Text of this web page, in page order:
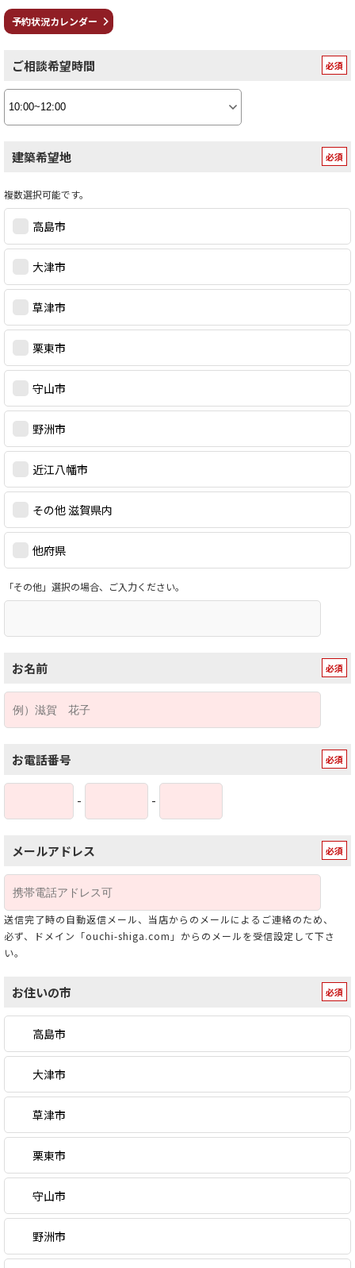
予約状況カレンダー
ご相談希望時間
建築希望地
複数選択可能です。
高島市
大津市
草津市
栗東市
守山市
野洲市
近江八幡市
その他 滋賀県内
他府県
「その他」選択の場合、ご入力ください。
お名前
お電話番号
- -
メールアドレス
送信完了時の自動返信メール、当店からのメールによるご連絡のため、
必ず、ドメイン「ouchi-shiga.com」からのメールを受信設定して下さ
い。
お住いの市
高島市
大津市
草津市
栗東市
守山市
野洲市